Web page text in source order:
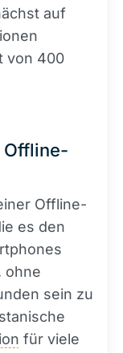
auf
von 400
Offline-
Offline-
es den
ohne
sein zu
für viele